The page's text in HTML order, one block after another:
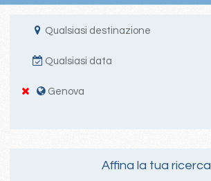
Qualsiasi destinazione
Qualsiasi data
Genova
Affina la tua ricerca